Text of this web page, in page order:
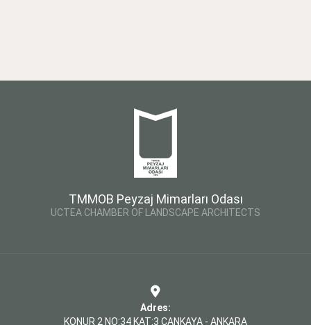
TMMOB Peyzaj Mimarları Odası
UCTEA CHAMBER OF LANDSCAPE ARCHITECTS
Adres:
KONUR 2 NO:34 KAT:3 ÇANKAYA - ANKARA